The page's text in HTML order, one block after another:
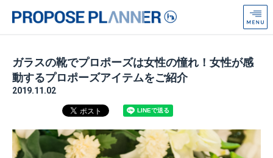
ロ
ズ
プ
ン
ー
from
ガラスの靴でプロポーズは女性の憧れ！女性が感
動するプロポーズアイテムをご紹介
2019.11.02